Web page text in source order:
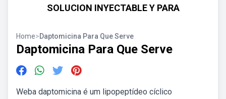
SOLUCION INYECTABLE Y PARA
Home>Daptomicina Para Que Serve
Daptomicina Para Que Serve
Weba daptomicina é um lipopeptídeo cíclico